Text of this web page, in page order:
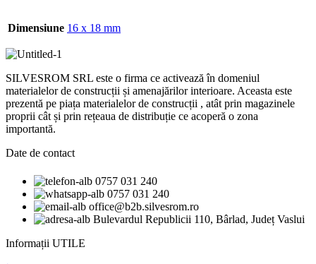
Dimensiune 16 x 18 mm
SILVESROM SRL este o firma ce activează în domeniul
materialelor de construcții și amenajărilor interioare. Aceasta este
prezentă pe piața materialelor de construcții , atât prin magazinele
proprii cât și prin rețeaua de distribuție ce acoperă o zona
importantă.
Date de contact
0757 031 240
0757 031 240
office@b2b.silvesrom.ro
Bulevardul Republicii 110, Bârlad, Județ Vaslui
Informații UTILE